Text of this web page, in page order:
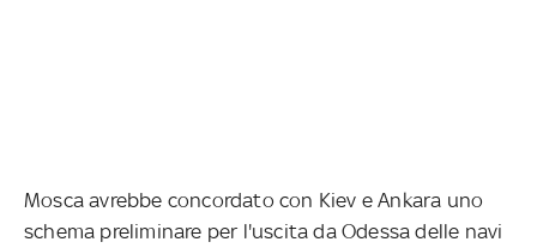
Mosca avrebbe concordato con Kiev e Ankara uno
schema preliminare per l'uscita da Odessa delle navi